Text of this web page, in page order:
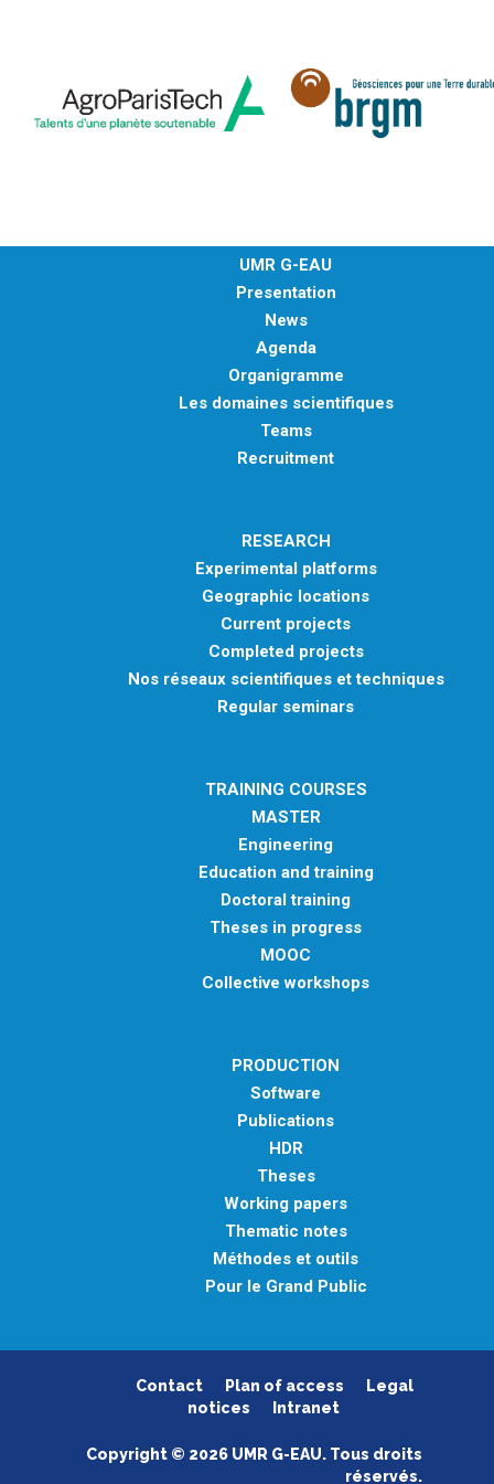
UMR G-EAU
Presentation
News
Agenda
Organigramme
Les domaines scientifiques
Teams
Recruitment
RESEARCH
Experimental platforms
Geographic locations
Current projects
Completed projects
Nos réseaux scientifiques et techniques
Regular seminars
TRAINING COURSES
MASTER
Engineering
Education and training
Doctoral training
Theses in progress
MOOC
Collective workshops
PRODUCTION
Software
Publications
HDR
Theses
Working papers
Thematic notes
Méthodes et outils
Pour le Grand Public
Contact Plan of access
Legal
notices
Intranet
Copyright © 2026 UMR G-EAU. Tous droits
réservés.